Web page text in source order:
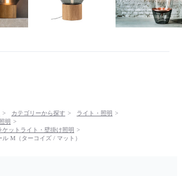
カテゴリーから探す
ライト・照明
明
ットライト・壁掛け照明
M（ターコイズ / マット）